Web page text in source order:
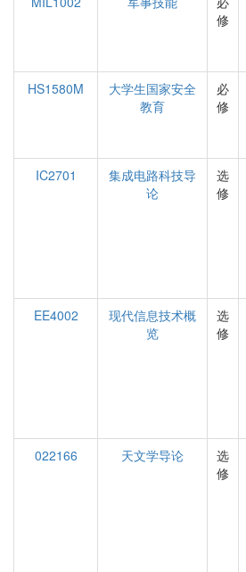
修
HS1580M
大学生国家安全
教育
必
修
IC2701
集成电路科技导
论
选
修
EE4002
现代信息技术概
览
选
修
022166
天文学导论
选
修